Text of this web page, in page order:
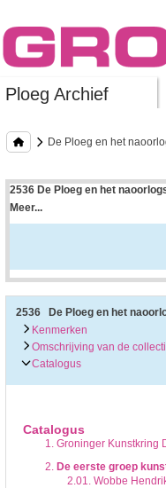
Ploeg Archief
De Ploeg en het
2536 De Ploeg en het
Meer...
Uitleg bij archieftoegang
Een archieftoegang geeft
• Kenmerken van het archief
• Inleiding op het archief
• Inventaris of plaatsingslijst
• Eventueel bijlagen
De kenmerken van het archief
De inleiding op het archief
bevatten.
Bij het zoeken in de inventaris
2536 De Ploeg en het
Kenmerken
Omschrijving van de
Catalogus
Catalogus
1.Groninger Kunstkring
2. De eerste groep
2.01.Wobbe